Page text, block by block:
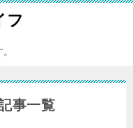
フ
事一覧